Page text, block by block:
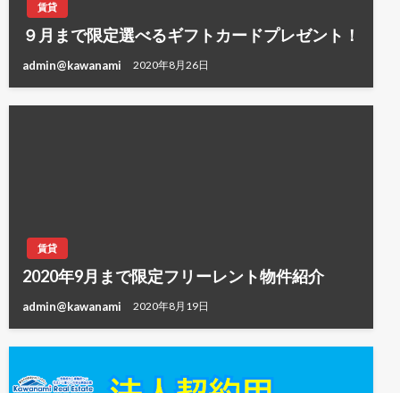
賃貸
９月まで限定選べるギフトカードプレゼント！
admin@kawanami 2020年8月26日
賃貸
2020年9月まで限定フリーレント物件紹介
admin@kawanami 2020年8月19日